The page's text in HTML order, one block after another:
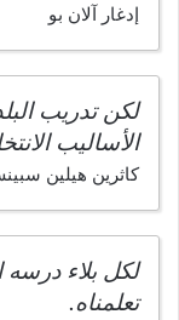
إدغار آلان بو
لكن تدريب
الأساليب
كاثرين هيلين
لكل بلاء درسه
تعلمناه.